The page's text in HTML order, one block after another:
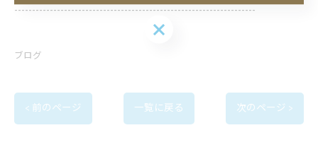
--------------------------------------------------------------------
ブログ
< 前のページ 一覧に戻る 次のページ >
お問い合わせはこちら